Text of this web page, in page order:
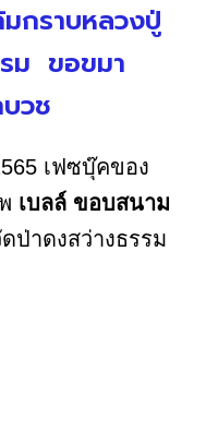
กราบหลวงปู่
ม ขอขมา
วช
เฟซบุ๊คของ
เบลล์ ขอบสนาม
ป่าดงสว่างธรรม